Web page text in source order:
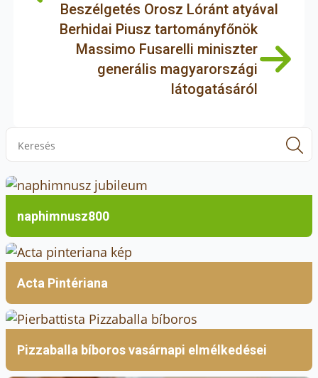
Beszélgetés Orosz Lóránt atyával
Berhidai Piusz tartományfőnök
Massimo Fusarelli miniszter
generális magyarországi
látogatásáról
naphimnusz800
Acta Pintériana
Pizzaballa bíboros vasárnapi elmélkedései